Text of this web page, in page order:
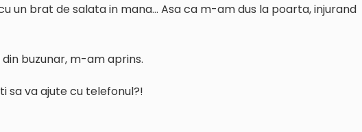
un brat de salata in mana… Asa ca m-am dus la poarta, injurand
buzunar, m-am aprins.
sa va ajute cu telefonul?!